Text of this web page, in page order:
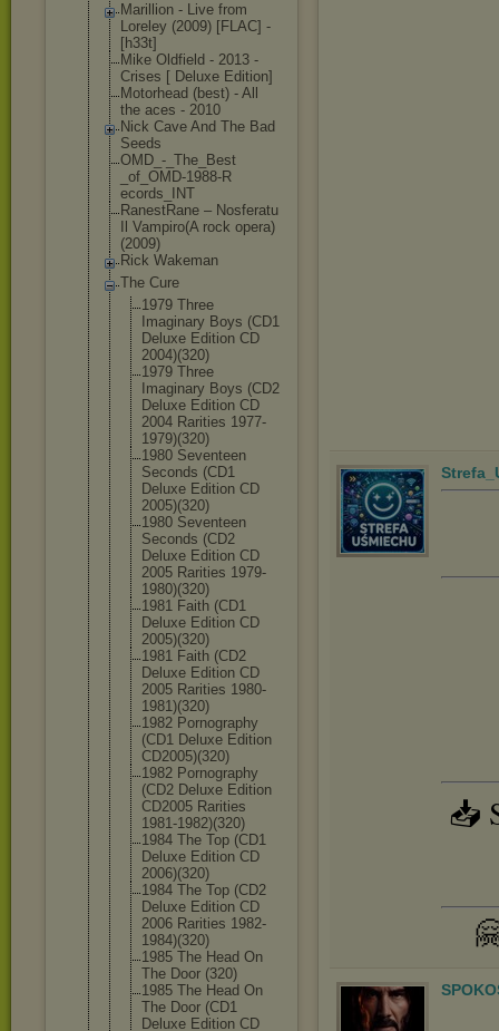
Marillion - Live from
Loreley (2009) [FLAC] -
[h33t]
Mike Oldfield - 2013 -
Crises [ Deluxe Edition]
Motorhead (best) - All
the aces - 2010
Nick Cave And The Bad
Seeds
OMD_-_The_Best
_of_OMD-1988-R
ecords_INT
RanestRane – Nosferatu
Il Vampiro(A rock opera)
(2009)
Rick Wakeman
The Cure
1979 Three
Imaginary Boys (CD1
Deluxe Edition CD
2004)(320)
1979 Three
Imaginary Boys (CD2
Deluxe Edition CD
2004 Rarities 1977-
1979)(320)
1980 Seventeen
Seconds (CD1
Deluxe Edition CD
2005)(320)
1980 Seventeen
Seconds (CD2
Deluxe Edition CD
2005 Rarities 1979-
1980)(320)
1981 Faith (CD1
Deluxe Edition CD
2005)(320)
1981 Faith (CD2
Deluxe Edition CD
2005 Rarities 1980-
1981)(320)
1982 Pornography
(CD1 Deluxe Edition
CD2005)(320)
1982 Pornography
(CD2 Deluxe Edition
CD2005 Rarities
1981-1982)(320)
1984 The Top (CD1
Deluxe Edition CD
2006)(320)
1984 The Top (CD2
Deluxe Edition CD
2006 Rarities 1982-
1984)(320)
1985 The Head On
The Door (320)
1985 The Head On
The Door (CD1
Deluxe Edition CD
📥